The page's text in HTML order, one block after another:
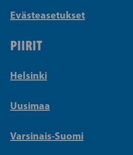
Evästeasetukset
PIIRIT
Helsinki
Uusimaa
Varsinais-Suomi